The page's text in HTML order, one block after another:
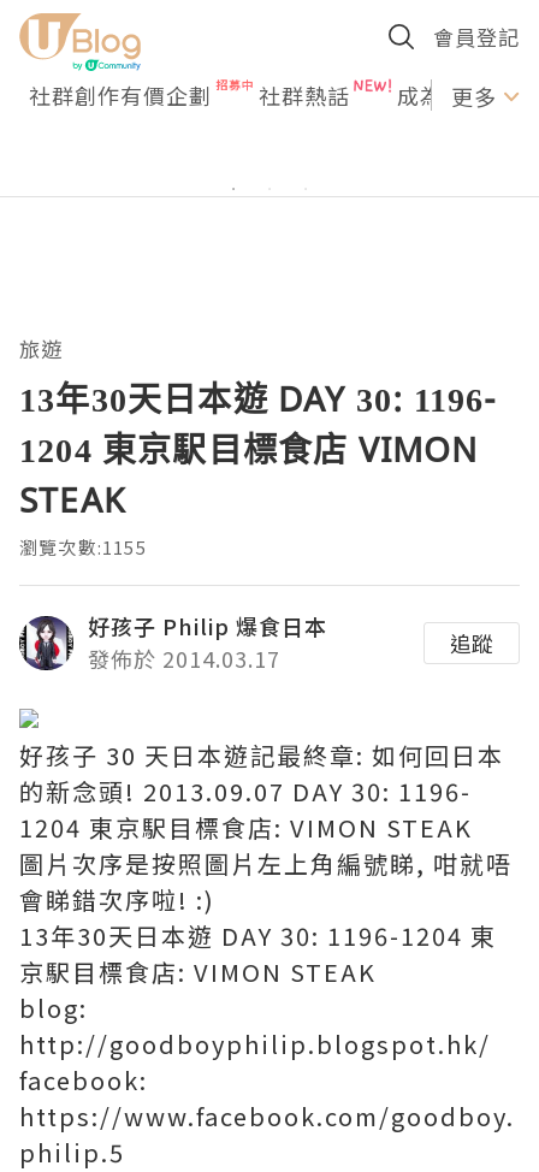
會員登記
社群創作有價企劃 社群熱話 成為U更多
旅遊
13年30天日本遊 DAY 30: 1196-
1204 東京駅目標食店 VIMON
STEAK
瀏覽次數:1155
好孩子 Philip 爆食日本
發佈於 2014.03.17
追蹤
好孩子 30 天日本遊記最終章: 如何回日本
的新念頭! 2013.09.07 DAY 30: 1196-
1204 東京駅目標食店: VIMON STEAK
圖片次序是按照圖片左上角編號睇, 咁就唔
會睇錯次序啦! :)
13年30天日本遊 DAY 30: 1196-1204 東
京駅目標食店: VIMON STEAK
blog:
http://goodboyphilip.blogspot.hk/
facebook:
https://www.facebook.com/goodboy.
philip.5